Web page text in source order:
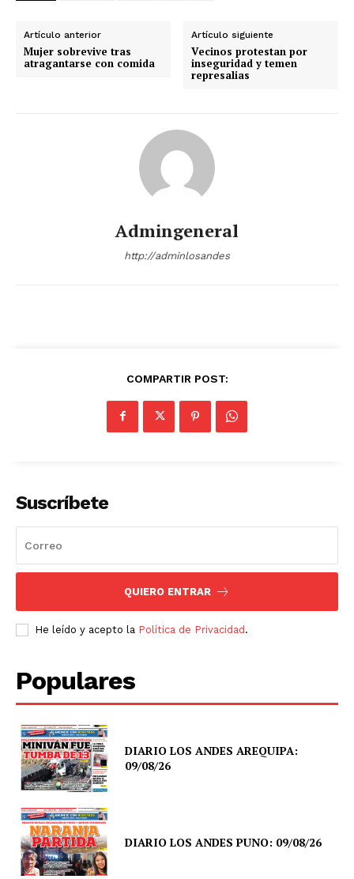
Artículo anterior
Mujer sobrevive tras
atragantarse con comida
Artículo siguiente
Vecinos protestan por
inseguridad y temen
represalias
Admingeneral
http://adminlosandes
COMPARTIR POST:
Suscríbete
QUIERO ENTRAR
He leído y acepto la Política de Privacidad.
Populares
DIARIO LOS ANDES AREQUIPA:
09/08/26
DIARIO LOS ANDES PUNO: 09/08/26